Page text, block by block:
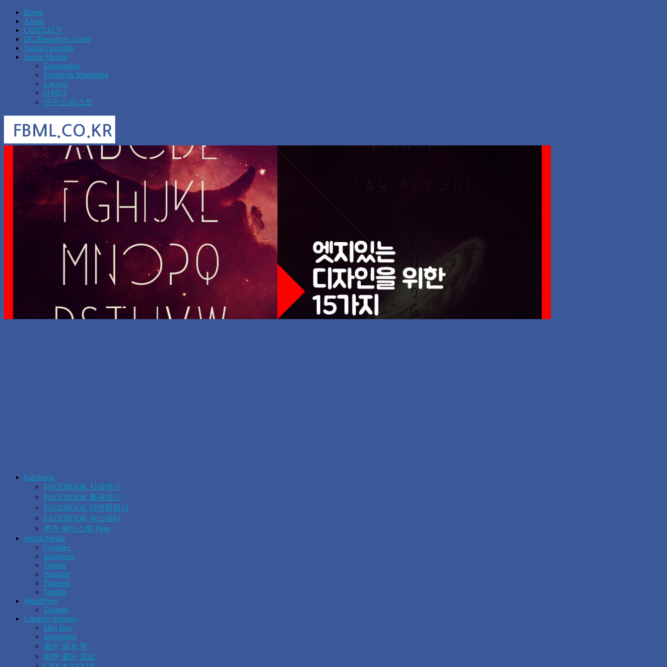
Home
About
CONTACT
DC Resources Guide
Social Learning
Social Metion
Edgeranker
Facebook Marketing
Lacvert
O HUI
연구소 리스트
Facebook
FACEBOOK 시작하기
FACEBOOK 활용하기
FACEBOOK 마케팅하기
FACEBOOK 뉴스레터
추천 페이스북 Page
Social Media
Google+
Instagram
Twitter
Youtube
Pinterest
Tumblr
WordPress
Themes
Creative Strategy
Idea Box
Inspiration
좋은 글 & 책
알면 좋은 정보